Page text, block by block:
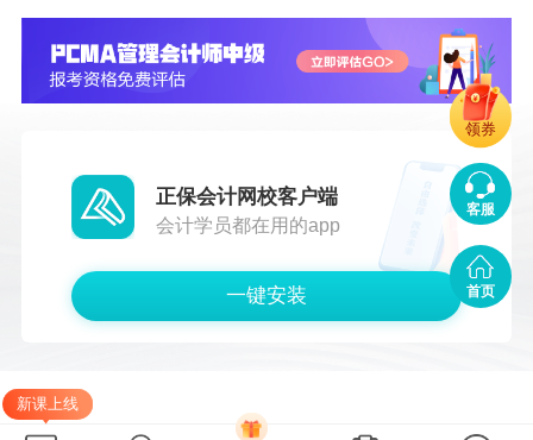
管理会计师PCMA中级
● 正保会计网校在管理会计师培训方面积累了丰
富的经验，可以帮助考生抓住重点，节约备考时
间，少走弯路。
点击了解PCMA中级招生方案>>
级报考指南。
正保会计网校客户端
会计学员都在用的app
一键安装
新课上线
客服
首页
领券